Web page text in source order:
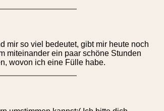
mir so viel bedeutet, gibt mir heute noch
miteinander ein paar schöne Stunden
wovon ich eine Fülle habe.